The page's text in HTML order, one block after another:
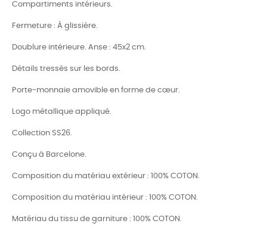
Compartiments intérieurs.
Fermeture : À glissière.
Doublure intérieure. Anse : 45x2 cm.
Détails tressés sur les bords.
Porte-monnaie amovible en forme de cœur.
Logo métallique appliqué.
Collection SS26.
Conçu à Barcelone.
Composition du matériau extérieur : 100% COTON.
Composition du matériau intérieur : 100% COTON.
Matériau du tissu de garniture : 100% COTON.